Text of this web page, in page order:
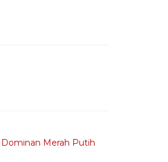
Merah Putih